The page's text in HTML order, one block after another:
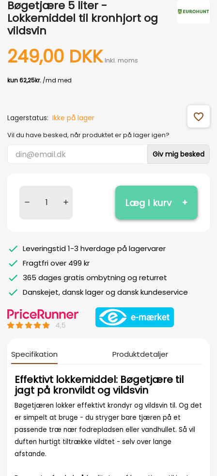
Bøgetjære 5 liter -
Lokkemiddel til kronhjort og
vildsvin
249,00 DKK Inkl. moms
Lagerstatus: Ikke på lager favorite_outline
Vil du have besked, når produktet er på lager igen?
Giv mig besked
Læg i kurv
Leveringstid 1-3 hverdage på lagervarer
Fragtfri over 499 kr
365 dages gratis ombytning og returret
Danskejet, dansk lager og dansk kundeservice
Specifikation Produktdetaljer
Effektivt lokkemiddel: Bøgetjære til
jagt på kronvildt og vildsvin
Bøgetjæren lokker effektivt krondyr og vildsvin til. Og det
er simpelt at bruge - du stryger bare tjæren på et
passende træ nær fodrepladsen eller vandhullet. Så vil
duften hurtigt tiltrække vildtet - selv over lange
afstande.